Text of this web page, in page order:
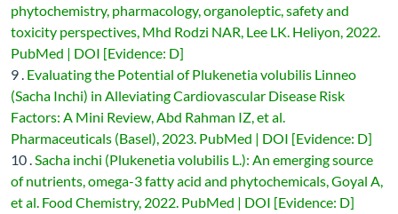
phytochemistry, pharmacology, organoleptic, safety and
toxicity perspectives, Mhd Rodzi NAR, Lee LK. Heliyon, 2022.
PubMed | DOI [Evidence: D]
9 . Evaluating the Potential of Plukenetia volubilis Linneo
(Sacha Inchi) in Alleviating Cardiovascular Disease Risk
Factors: A Mini Review, Abd Rahman IZ, et al.
Pharmaceuticals (Basel), 2023. PubMed | DOI [Evidence: D]
10 .Sacha inchi (Plukenetia volubilis L.): An emerging source
of nutrients, omega-3 fatty acid and phytochemicals, Goyal A,
et al. Food Chemistry, 2022. PubMed | DOI [Evidence: D]